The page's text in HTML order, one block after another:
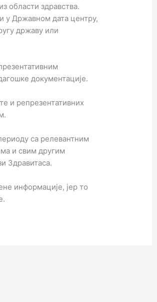
области здравства.
у Државном дата центру,
државу или
документације.
и репрезентативних
са релевантним
и свим другим
Здравитаса.
информације, јер то